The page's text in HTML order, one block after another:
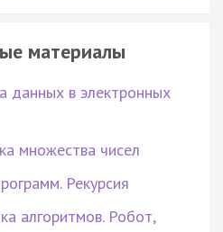
материалы
данных в электронных
множества чисел
Рекурсия
алгоритмов. Робот,